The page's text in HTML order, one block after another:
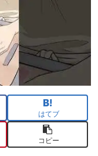
はてブ
コピー